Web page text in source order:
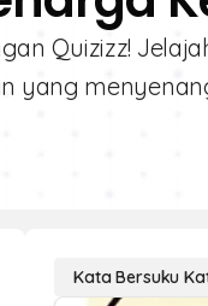
Quizizz!
yang
Kata Bersuku